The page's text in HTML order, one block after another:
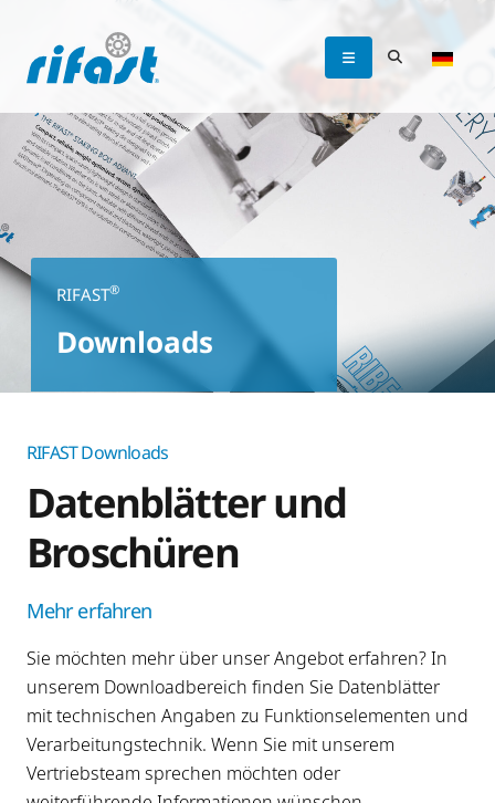
Downloads
RIFAST®
RIFAST Downloads
Datenblätter und
Broschüren
Mehr erfahren
Sie möchten mehr über unser Angebot erfahren? In
unserem Downloadbereich finden Sie Datenblätter
mit technischen Angaben zu Funktionselementen und
Verarbeitungstechnik. Wenn Sie mit unserem
Vertriebsteam sprechen möchten oder